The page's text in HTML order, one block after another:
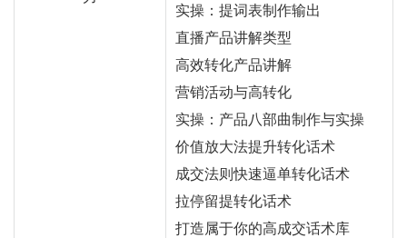
实操：提词表制作输出
直播产品讲解类型
高效转化产品讲解
营销活动与高转化
实操：产品八部曲制作与实操
价值放大法提升转化话术
成交法则快速逼单转化话术
拉停留提转化话术
打造属于你的高成交话术库